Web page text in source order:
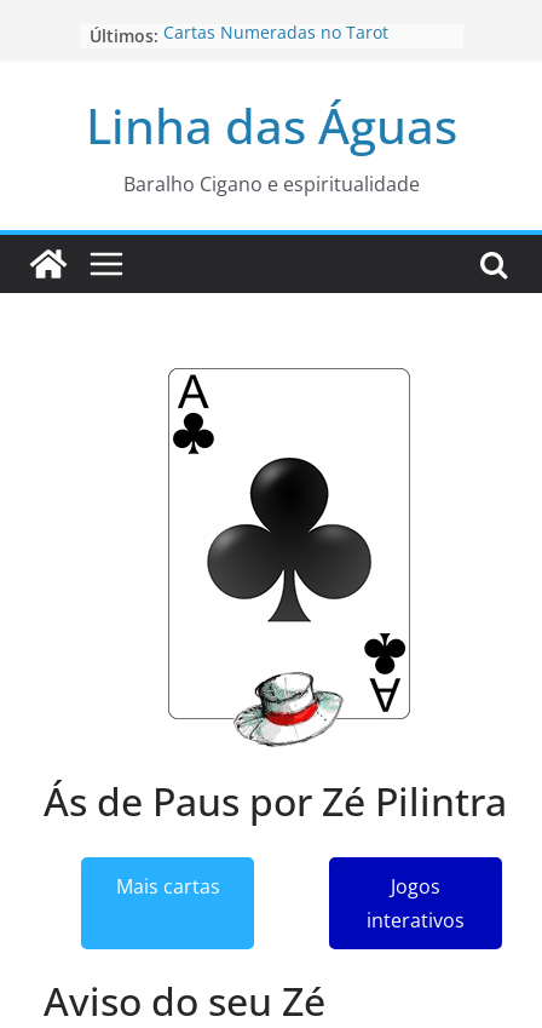
Últimos: Cartas Numeradas no Tarot
para está fase
Os Naipes no Tarot
Cartas da Corte no Tarot
Linha das Águas
Baralho Cigano e espiritualidade
Ás de Paus por Zé Pilintra
Mais cartas
Jogos
interativos
Aviso do seu Zé